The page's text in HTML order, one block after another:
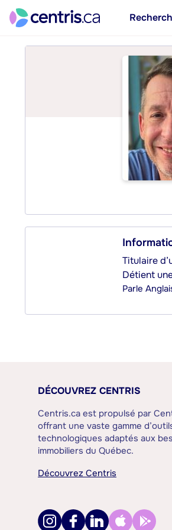
Titulaire
Détient
Parle
DÉCOUVREZ CENTRIS
Centris.ca est propulsé par
offrant une vaste gamme
technologiques adaptés aux
immobiliers du Québec.
Découvrez Centris